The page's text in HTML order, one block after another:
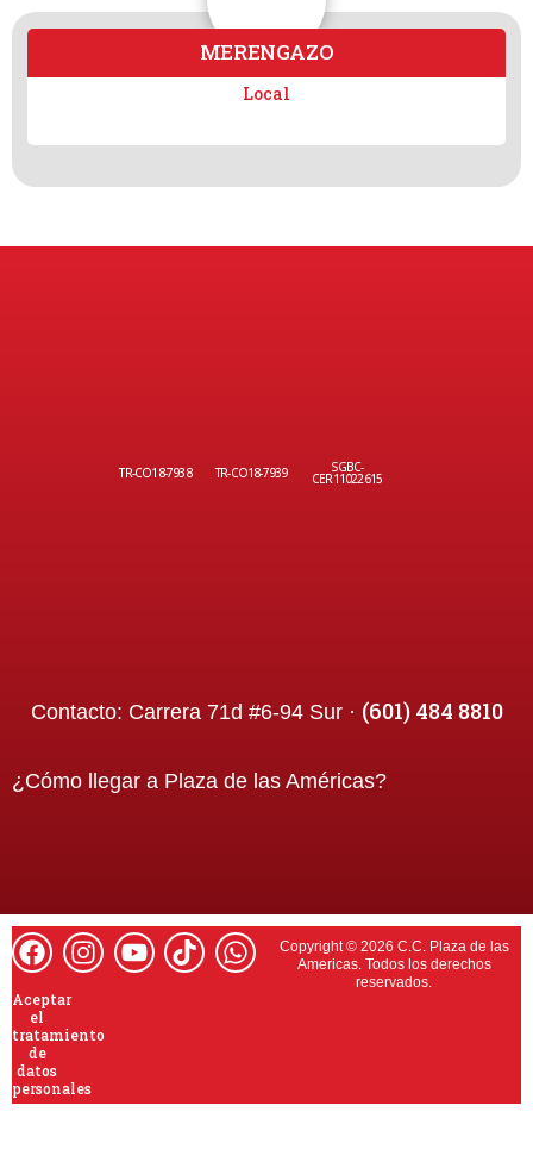
MERENGAZO
Local
TR-CO18-7938 TR-CO18-7939 SGBC-
CER11022615
Contacto: Carrera 71d #6-94 Sur · (601) 484 8810
¿Cómo llegar a Plaza de las Américas?
Copyright © 2026 C.C. Plaza de las
Americas. Todos los derechos
reservados.
Aceptar
el
tratamiento
de
datos
personales